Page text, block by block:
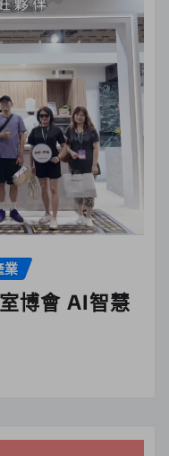
業
博會 AI智慧